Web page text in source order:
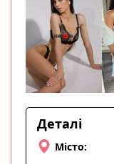
Деталі
Місто: